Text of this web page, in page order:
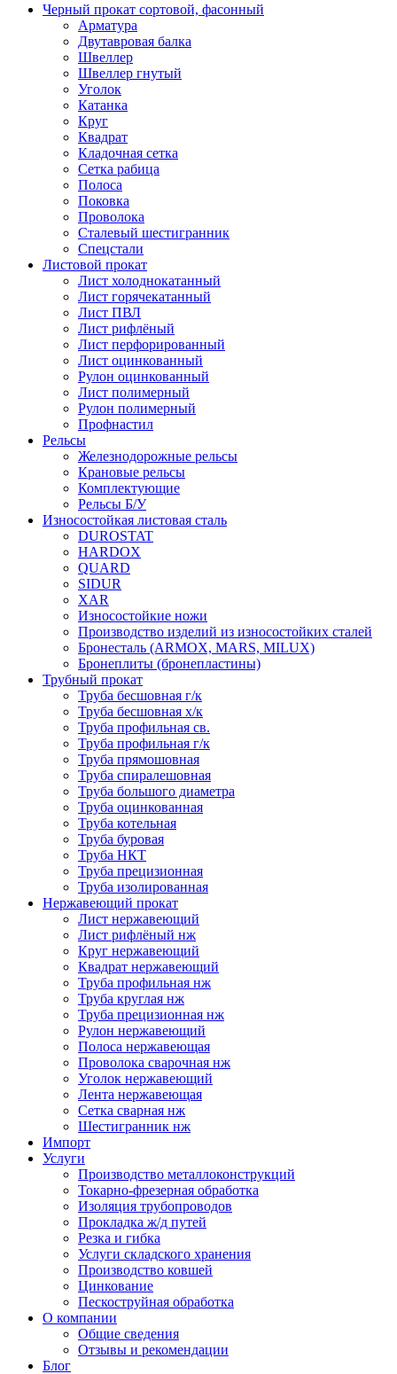
Черный прокат сортовой, фасонный
Арматура
Двутавровая балка
Швеллер
Швеллер гнутый
Уголок
Катанка
Круг
Квадрат
Кладочная сетка
Сетка рабица
Полоса
Поковка
Проволока
Сталевый шестигранник
Спецстали
Листовой прокат
Лист холоднокатанный
Лист горячекатанный
Лист ПВЛ
Лист рифлёный
Лист перфорированный
Лист оцинкованный
Рулон оцинкованный
Лист полимерный
Рулон полимерный
Профнастил
Рельсы
Железнодорожные рельсы
Крановые рельсы
Комплектующие
Рельсы Б/У
Износостойкая листовая сталь
DUROSTAT
HARDOX
QUARD
SIDUR
XAR
Износостойкие ножи
Производство изделий из износостойких сталей
Бронесталь (ARMOX, MARS, MILUX)
Бронеплиты (бронепластины)
Трубный прокат
Труба бесшовная г/к
Труба бесшовная х/к
Труба профильная св.
Труба профильная г/к
Труба прямошовная
Труба спиралешовная
Труба большого диаметра
Труба оцинкованная
Труба котельная
Труба буровая
Труба НКТ
Труба прецизионная
Труба изолированная
Нержавеющий прокат
Лист нержавеющий
Лист рифлёный нж
Круг нержавеющий
Квадрат нержавеющий
Труба профильная нж
Труба круглая нж
Труба прецизионная нж
Рулон нержавеющий
Полоса нержавеющая
Проволока сварочная нж
Уголок нержавеющий
Лента нержавеющая
Сетка сварная нж
Шестигранник нж
Импорт
Услуги
Производство металлоконструкций
Токарно-фрезерная обработка
Изоляция трубопроводов
Прокладка ж/д путей
Резка и гибка
Услуги складского хранения
Производство ковшей
Цинкование
Пескоструйная обработка
О компании
Общие сведения
Отзывы и рекомендации
Блог